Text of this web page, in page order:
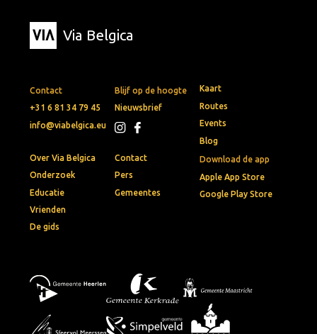
Via Belgica
Contact
+31 6 81 34 79 45
info@viabelgica.eu
Blijf op de hoogte
Nieuwsbrief
Download de app
Apple App Store
Google Play Store
Kaart
Routes
Events
Blog
Over Via Belgica
Onderzoek
Educatie
Vrienden
De gids
Contact
Pers
Gemeentes